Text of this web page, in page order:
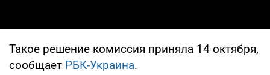
Такое решение комиссия приняла 14 октября,
сообщает РБК-Украина.